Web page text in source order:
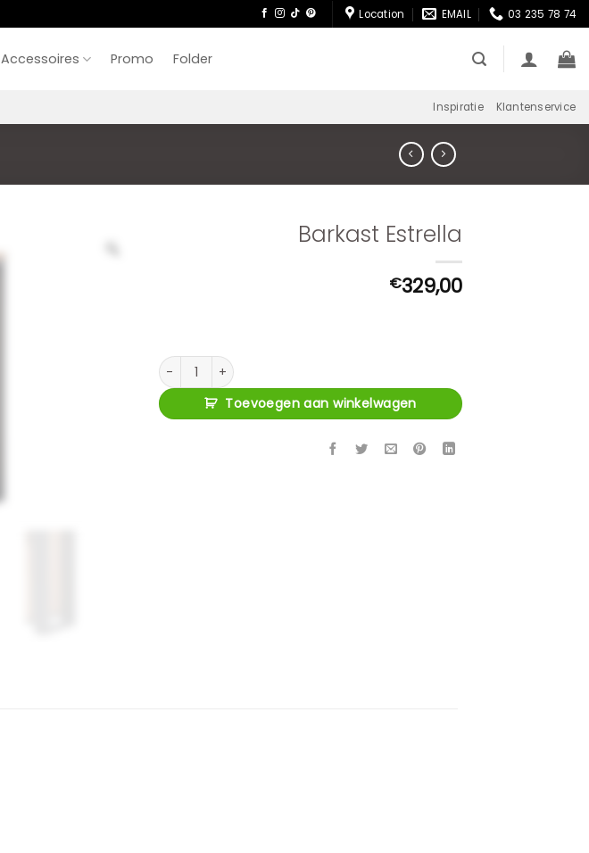
Location EMAIL 03 235 78 74
Accessoires Promo Folder
Inspiratie Klantenservice
Barkast Estrella
€329,00
Barkast Estrella aantal
Toevoegen aan winkelwagen